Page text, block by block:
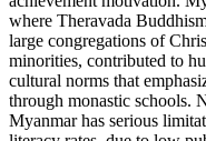
where Theravada
large congregations of
minorities, contributed to
cultural norms that
through monastic schools.
Myanmar has serious